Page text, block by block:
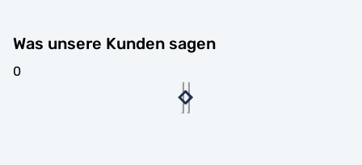
Was unsere Kunden sagen
0